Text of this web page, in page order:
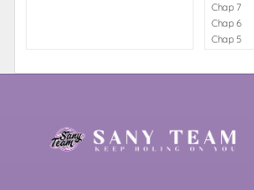
Chap 7
Chap 6
Chap 5